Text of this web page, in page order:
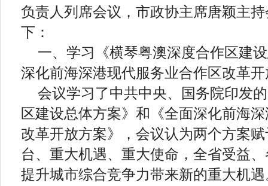
负责人列席会议，市政协主席唐颖主
下：
一、学习《横琴粤澳深度合作区建
深化前海深港现代服务业合作区改革
会议学习了中共中央、国务院印发
区建设总体方案》和《全面深化前海
改革开放方案》，会议认为两个方案
台、重大机遇、重大使命，全省受益
提升城市综合竞争力带来新的重大机遇